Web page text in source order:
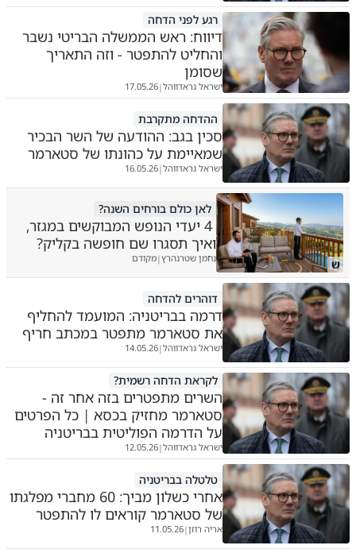
רגע לפני הדחה
דיווח: ראש הממשלה הבריטי נשבר
והחליט להתפטר - וזה התאריך
שסומן
ישראל גראדווהל|
17.05.26
ההדחה מתקרבת
סכין בגב: ההודעה של השר הבכיר
שמאיימת על כהונתו של סטארמר
ישראל גראדווהל|
16.05.26
ש
לאן כולם בורחים השנה?
4 יעדי הנופש המבוקשים במגזר,
ואיך תסגרו שם חופשה בקליק?
נחמן שטרנהרץ|מקודם
דוהרים להדחה
דרמה בבריטניה: המועמד להחליף
את סטארמר מתפטר במכתב חריף
ישראל גראדווהל|
14.05.26
לקראת הדחה רשמית?
השרים מתפטרים בזה אחר זה -
סטארמר מחזיק בכסא | כל הפרטים
על הדרמה הפוליטית בבריטניה
ישראל גראדווהל|
12.05.26
טלטלה בבריטניה
אחרי כשלון מביך: 60 מחברי מפלגתו
של סטארמר קוראים לו להתפטר
אריה רוזן|
11.05.26